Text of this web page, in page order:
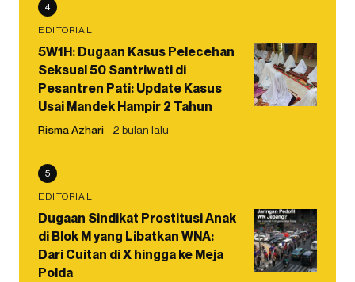
4
EDITORIAL
5W1H: Dugaan Kasus Pelecehan
Seksual 50 Santriwati di
Pesantren Pati: Update Kasus
Usai Mandek Hampir 2 Tahun
Risma Azhari 2 bulan lalu
5
EDITORIAL
Dugaan Sindikat Prostitusi Anak
di Blok M yang Libatkan WNA:
Dari Cuitan di X hingga ke Meja
Polda